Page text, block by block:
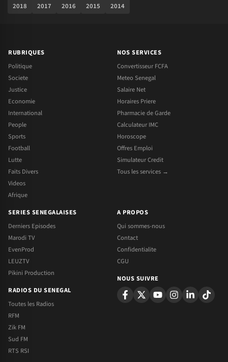
2018
2017 2016 2015 2014
RUBRIQUES
Politique
Societe
Justice
Economie
International
People
Sports
Football
Lutte
Faits Divers
Videos
Afrique
NOS SERVICES
Convertisseur FCFA
Meteo Senegal
Salaire Net
Horaires Priere
Pharmacie de Garde
Calculateur IMC
Horoscope
Offres Emploi
Simulateur Credit
Tous les services →
SERIES SENEGALAISES
Derniers Episodes
Marodi TV
EvenProd
LEUZTV
Pikini Production
RADIOS DU SENEGAL
Toutes les Radios
RFM
Zik FM
Sud FM
RTS RSI
A PROPOS
Qui sommes-nous
Contact
Confidentialite
CGU
NOUS SUIVRE